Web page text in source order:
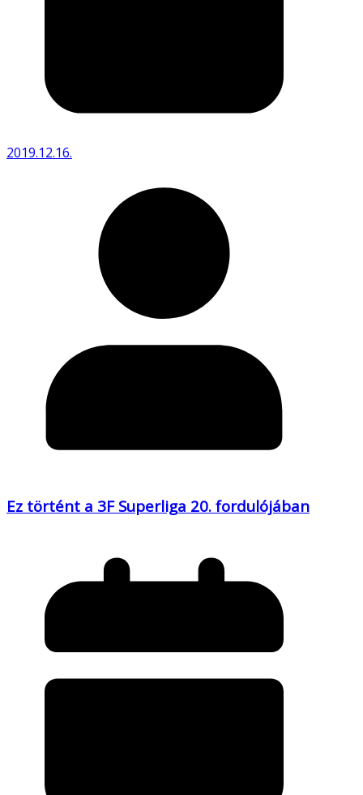
2019.12.16.
Ez történt a 3F Superliga 20. fordulójában